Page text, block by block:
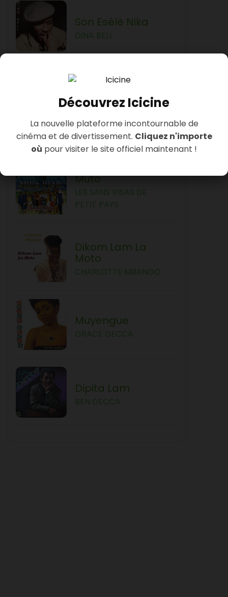
Son Esèlè Nika
Some Translations
Bii Me
BELKA TOBIS
Muto
LES SANS VISAS DE
Dikom Lam La
Moto
Muyengue
Dipita Lam
Découvrez Icicine
La nouvelle plateforme incontournable de
cinéma et de divertissement. Cliquez n'importe
où pour visiter le site officiel maintenant !